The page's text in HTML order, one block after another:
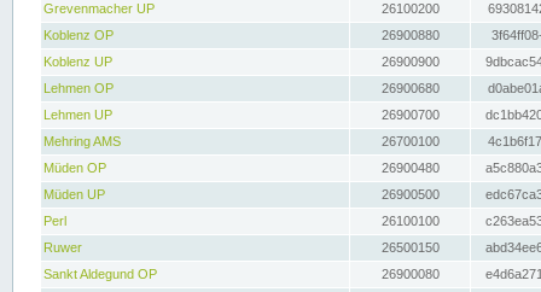
Grevenmacher UP
26100200
Koblenz OP
26900880
Koblenz UP
26900900
Lehmen OP
26900680
Lehmen UP
26900700
Mehring AMS
26700100
Müden OP
26900480
Müden UP
26900500
Perl
26100100
Ruwer
26500150
Sankt Aldegund OP
26900080